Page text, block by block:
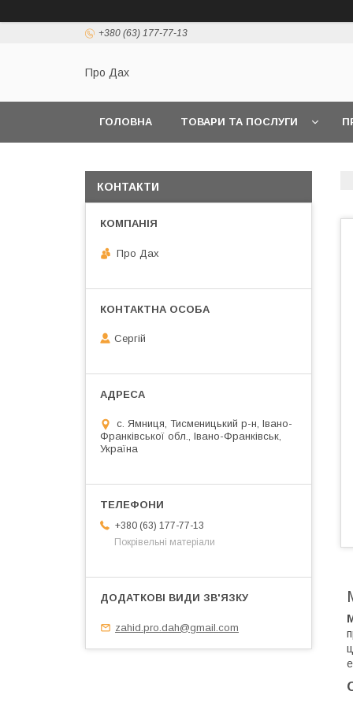
+380 (63) 177-77-13
Про Дах
ГОЛОВНА ТОВАРИ ТА ПОСЛУГИ
КОНТАКТИ
Про Дах
Сергій
с. Ямниця, Тисменицький р-н, Івано-
Франківської обл., Івано-Франківськ,
Україна
+380 (63) 177-77-13
Покрівельні матеріали
zahid.pro.dah@gmail.com